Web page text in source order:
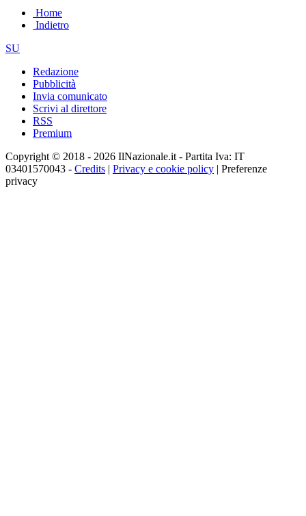
Home
Indietro
SU
Redazione
Pubblicità
Invia comunicato
Scrivi al direttore
RSS
Premium
Copyright © 2018 - 2026 IlNazionale.it - Partita Iva: IT
03401570043 - Credits | Privacy e cookie policy | Preferenze
privacy